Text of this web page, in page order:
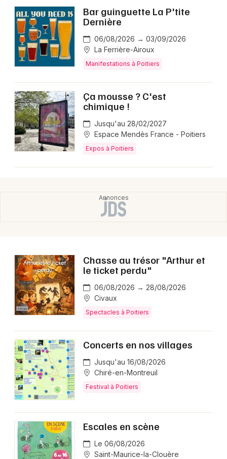
Bar guinguette La P'tite
Dernière
06/08/2026 → 03/09/2026
La Ferrière-Airoux
Manifestations à Poitiers
Ça mousse ? C'est
chimique !
Jusqu'au 28/02/2027
Espace Mendès France - Poitiers
Expos à Poitiers
Chasse au trésor "Arthur et
le ticket perdu"
06/08/2026 → 28/08/2026
Civaux
Spectacles à Poitiers
Concerts en nos villages
Jusqu'au 16/08/2026
Chiré-en-Montreuil
Festival à Poitiers
Escales en scène
Le 06/08/2026
Saint-Maurice-la-Clouère